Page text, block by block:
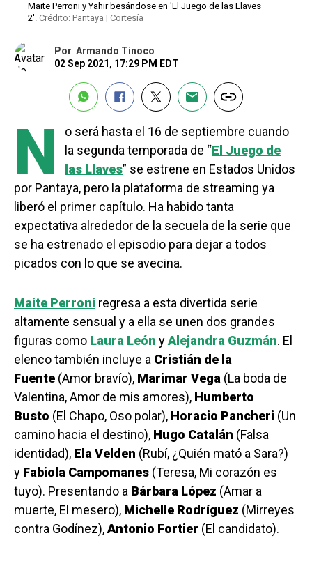
Maite Perroni y Yahir besándose en 'El Juego de las Llaves
2'. Crédito: Pantaya | Cortesía
Por Armando Tinoco
02 Sep 2021, 17:29 PM EDT
N
o será hasta el 16 de septiembre cuando
la segunda temporada de “El Juego de
las Llaves” se estrene en Estados Unidos
por Pantaya, pero la plataforma de streaming ya
liberó el primer capítulo. Ha habido tanta
expectativa alrededor de la secuela de la serie que
se ha estrenado el episodio para dejar a todos
picados con lo que se avecina.
Maite Perroni regresa a esta divertida serie
altamente sensual y a ella se unen dos grandes
figuras como Laura León yAlejandra Guzmán. El
elenco también incluye a Cristián de la
Fuente (Amor bravío), Marimar Vega (La boda de
Valentina, Amor de mis amores), Humberto
Busto (El Chapo, Oso polar), Horacio Pancheri (Un
camino hacia el destino), Hugo Catalán (Falsa
identidad), Ela Velden (Rubí, ¿Quién mató a Sara?)
y Fabiola Campomanes (Teresa, Mi corazón es
tuyo). Presentando a Bárbara López (Amar a
muerte, El mesero), Michelle Rodríguez (Mirreyes
contra Godínez),Antonio Fortier (El candidato).